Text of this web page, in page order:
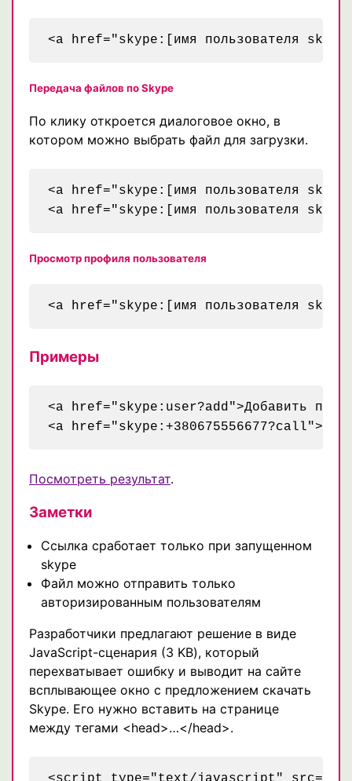
Передача файлов по Skype
По клику откроется диалоговое окно, в
котором можно выбрать файл для загрузки.
<a href="skype:[имя пользователя
Просмотр профиля пользователя
Примеры
<a href="skype:user?add">Добавить
Посмотреть результат.
Заметки
Ссылка сработает только при запущенном
skype
Файл можно отправить только
авторизированным пользователям
Разработчики предлагают решение в виде
JavaScript-сценария (3 KB), который
перехватывает ошибку и выводит на сайте
всплывающее окно с предложением скачать
Skype. Его нужно вставить на странице
между тегами <head>…</head>.